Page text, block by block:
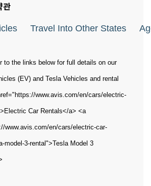
관
Travel Into Other States
to the links below for full details on our
(EV) and Tesla Vehicles and rental
www.avis.com/en/cars/electric-
Car Rentals</a> <a
www.avis.com/en/cars/electric-car-
model-3-rental">Tesla Model 3